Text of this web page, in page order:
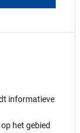
informatieve
het gebied